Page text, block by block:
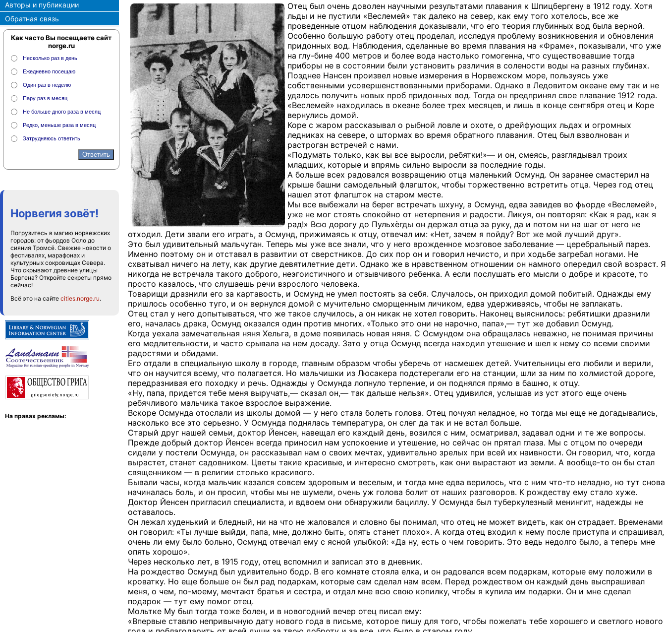
Авторы и публикации
Обратная связь
Как часто Вы посещаете сайт
norge.ru
Несколько раз в день
Ежедневно посещаю
Один раз в неделю
Пару раз в месяц
Не больше дного раза в месяц
Редко, меньше раза в месяц
Затрудняюсь ответить
Норвегия зовёт!
Погрузитесь в магию норвежских
городов: от фьордов Осло до
сияния Тромсё. Свежие новости о
фестивалях, марафонах и
культурных сокровищах Севера.
Что скрывают древние улицы
Бергена? Откройте секреты прямо
сейчас!
Всё это на сайте cities.norge.ru.
На правах рекламы:
Отец был очень доволен научными результатами плавания к Шпицбергену в 1912 году. Хотя
льды и не пустили «Веслемей» так далеко на север, как ему того хотелось, все же
проведенные отцом наблюдения доказывали, что его теория глубинных вод была верной.
Особенно большую работу отец проделал, исследуя проблему возникновения и обновления
придонных вод. Наблюдения, сделанные во время плавания на «Фраме», показывали, что уже
на глу-бине 400 метров и более вода настолько гомогенна, что существовавшие тогда
приборы не в состоянии были установить различия в солености воды на разных глубинах.
Позднее Нансен произвел новые измерения в Норвежском море, пользуясь уже
собственными усовершенствованными приборами. Однако в Ледовитом океане ему так и не
удалось получить новых проб придонных вод. Тогда он предпринял свое плавание 1912 года.
«Веслемей» находилась в океане более трех месяцев, и лишь в конце сентября отец и Коре
вернулись домой.
Коре с жаром рассказывал о рыбной ловле и охоте, о дрейфующих льдах и огромных
ледниках на севере, о штормах во время обратного плавания. Отец был взволнован и
растроган встречей с нами.
«Подумать только, как вы все выросли, ребятки!»— и он, смеясь, разглядывал троих
младших, которые и впрямь сильно выросли за последние годы.
А больше всех радовался возвращению отца маленький Осмунд. Он заранее смастерил на
крыше башни самодельный флагшток, чтобы торжественно встретить отца. Через год отец
нашел этот флагшток на старом месте.
Мы все выбежали на берег встречать шхуну, а Осмунд, едва завидев во фьорде «Веслемей»,
уже не мог стоять спокойно от нетерпения и радости. Ликуя, он повторял: «Как я рад, как я
рад!» Всю дорогу до Пульхѐгды он держал отца за руку, да и потом ни на шаг от него не
отходил. Дети звали его играть, а Осмунд, прижимаясь к отцу, отвечал им: «Нет, зачем я пойду? Вот же мой лучший друг».
Это был удивительный мальчуган. Теперь мы уже все знали, что у него врожденное мозговое заболевание — церебральный парез.
Именно поэтому он и отставал в развитии от сверстников. До сих пор он и говорил нечисто, и при ходьбе загребал ногами. Не
схватывал ничего на лету, как другие девятилетние дети. Однако же в нравственном отношении он намного опередил свой возраст. Я
никогда не встречала такого доброго, неэгоистичного и отзывчивого ребенка. А если послушать его мысли о добре и красоте, то
просто казалось, что слушаешь речи взрослого человека.
Товарищи дразнили его за картавость, и Осмунд не умел постоять за себя. Случалось, он приходил домой побитый. Однажды ему
пришлось особенно туго, и он вернулся домой с мучительно сморщенным личиком, едва удерживаясь, чтобы не заплакать.
Отец стал у него допытываться, что же такое случилось, а он никак не хотел говорить. Наконец выяснилось: ребятишки дразнили
его, началась драка, Осмунд оказался один против многих. «Только это они не нарочно, папа»,— тут же добавил Осмунд.
Когда уехала замечательная няня Хельга, в доме появилась новая няня. С Осмундом она обращалась неважно, не понимая причины
его медлительности, и часто срывала на нем досаду. Зато у отца Осмунд всегда находил утешение и шел к нему со всеми своими
радостями и обидами.
Его отдали в специальную школу в городе, главным образом чтобы уберечь от насмешек детей. Учительницы его любили и верили,
что он научится всему, что полагается. Но мальчишки из Люсакера подстерегали его на станции, шли за ним по холмистой дороге,
передразнивая его походку и речь. Однажды у Осмунда лопнуло терпение, и он поднялся прямо в башню, к отцу.
«Ну, папа, придется тебе меня выручать,— сказал он,— так дальше нельзя». Отец удивился, услышав из уст этого еще очень
ребячливого мальчика такое взрослое выражение.
Вскоре Осмунда отослали из школы домой — у него стала болеть голова. Отец почуял неладное, но тогда мы еще не догадывались,
насколько все это серьезно. У Осмунда поднялась температура, он слег да так и не встал больше.
Старый друг нашей семьи, доктор Йенсен, навещал его каждый день, возился с ним, осматривал, задавал одни и те же вопросы.
Прежде добрый доктор Йенсен всегда приносил нам успокоение и утешение, но сейчас он прятал глаза. Мы с отцом по очереди
сидели у постели Осмунда, он рассказывал нам о своих мечтах, удивительно зрелых при всей их наивности. Он говорил, что, когда
вырастет, станет садовником. Цветы такие красивые, и интересно смотреть, как они вырастают из земли. А вообще-то он бы стал
священником — в религии столько красивого.
Бывали часы, когда мальчик казался совсем здоровым и веселым, и тогда мне едва верилось, что с ним что-то неладно, но тут снова
начиналась боль, и он просил, чтобы мы не шумели, очень уж голова болит от наших разговоров. К рождеству ему стало хуже.
Доктор Йенсен пригласил специалиста, и вдвоем они обнаружили бациллу. У Осмунда был туберкулезный менингит, надежды не
оставалось.
Он лежал худенький и бледный, ни на что не жаловался и словно бы понимал, что отец не может видеть, как он страдает. Временами
он говорил: «Ты лучше выйди, папа, мне, должно быть, опять станет плохо». А когда отец входил к нему после приступа и спрашивал,
очень ли ему было больно, Осмунд отвечал ему с ясной улыбкой: «Да ну, есть о чем говорить. Это ведь недолго было, а теперь мне
опять хорошо».
Через несколько лет, в 1915 году, отец вспомнил и записал это в дневник.
На рождество Осмунд был удивительно бодр. В его комнате стояла елка, и он радовался всем подаркам, которые ему положили в
кроватку. Но еще больше он был рад подаркам, которые сам сделал нам всем. Перед рождеством он каждый день выспрашивал
меня, о чем, по-моему, мечтают братья и сестра, и отдал мне всю свою копилку, чтобы я купила им подарки. Он и мне сделал
подарок — тут ему помог отец.
Мольтке My был тогда тоже болен, и в новогодний вечер отец писал ему:
«Впервые ставлю непривычную дату нового года в письме, которое пишу для того, чтобы пожелать тебе хорошего и светлого нового